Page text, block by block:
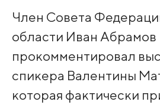
Член Совета
области Иван Абрамов
прокомментировал
спикера Валентины
которая фактически